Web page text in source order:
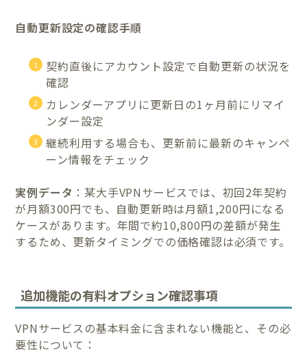
自動更新設定の確認手順
契約直後にアカウント設定で自動更新の状況を
確認
カレンダーアプリに更新日の1ヶ月前にリマイ
ンダー設定
継続利用する場合も、更新前に最新のキャンペ
ーン情報をチェック
実例データ ：某大手VPNサービスでは、初回2年契約
が月額300円でも、自動更新時は月額1,200円になる
ケースがあります。年間で約10,800円の差額が発生
するため、更新タイミングでの価格確認は必須です。
追加機能の有料オプション確認事項
VPNサービスの基本料金に含まれない機能と、その必
要性について：